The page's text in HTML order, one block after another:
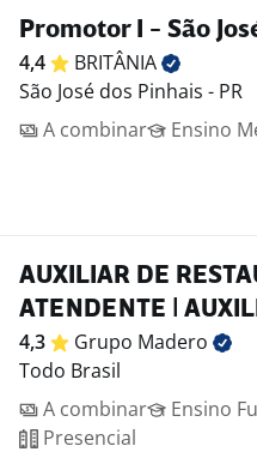
Promotor I - São
4,4
BRITÂNIA
São José dos Pinhais - PR
A combinar
Ensino
AUXILIAR DE
ATENDENTE |
4,3 Grupo Madero
Todo Brasil
A combinar
Ensino
Presencial